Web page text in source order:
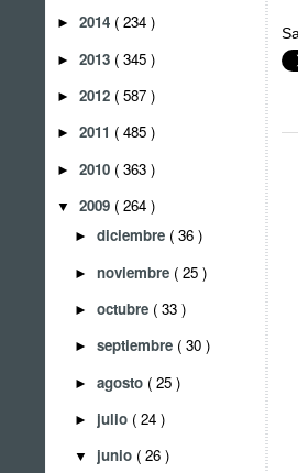
► 2014 ( 234 )
► 2013 ( 345 )
► 2012 ( 587 )
► 2011 ( 485 )
► 2010 ( 363 )
▼ 2009 ( 264 )
► diciembre ( 36 )
► noviembre ( 25 )
► octubre ( 33 )
► septiembre ( 30 )
► agosto ( 25 )
► julio ( 24 )
▼ junio ( 26 )